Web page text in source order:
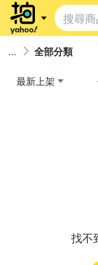
全部分類
最新上架
找不